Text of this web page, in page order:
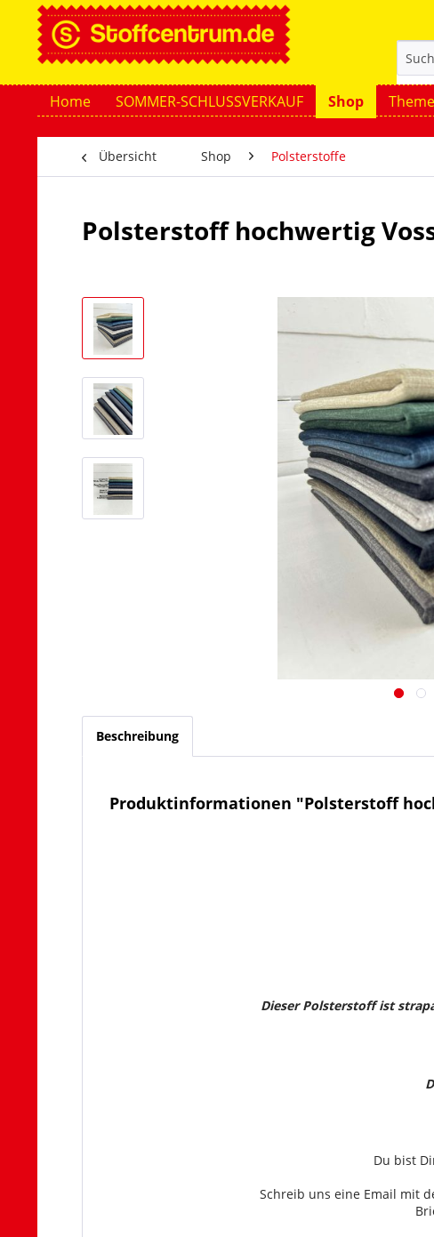
Home SOMMER-SCHLUSSVERKAUF Shop
Übersicht Shop Polsterstoffe
Polsterstoff hochwertig
Beschreibung
Produktinformationen "Polsterstoff
Dieser Polsterstoff ist
Du bist
Schreib uns eine Email mit